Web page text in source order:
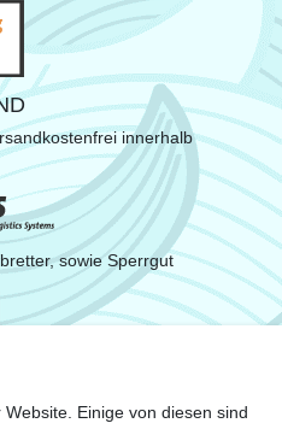
innerhalb
sowie Sperrgut
Einige von diesen sind